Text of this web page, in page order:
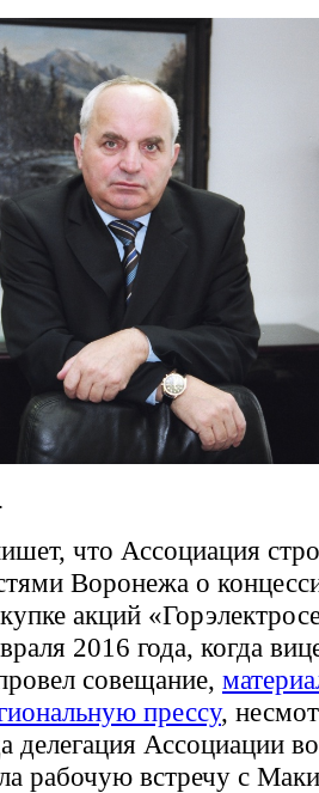
что Ассоциация
Воронежа о
акций
2016 года, когда
совещание,
прессу,
делегация Ассоциации
рабочую встречу с